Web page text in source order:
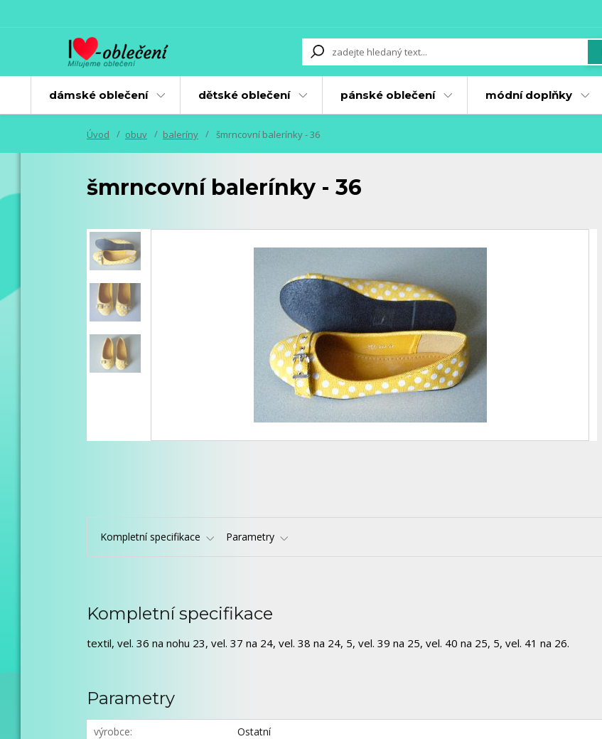
dámské oblečení dětské oblečení pánské oblečení módní doplňky
Úvod obuv baleríny šmrncovní balerínky - 36
šmrncovní balerínky - 36
Kompletní specifikace Parametry
Kompletní specifikace
textil, vel. 36 na nohu 23, vel. 37 na 24, vel. 38 na 24, 5, vel. 39 na 25, vel. 40 na 25, 5, vel. 41 na 26.
Parametry
výrobce
Ostatní